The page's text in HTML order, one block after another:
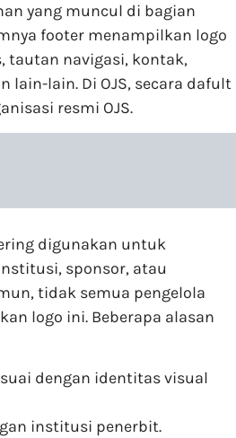
yang muncul di bagian
footer menampilkan logo
tautan navigasi, kontak,
lain-lain. Di OJS, secara dafult
resmi OJS.
digunakan untuk
sponsor, atau
tidak semua pengelola
logo ini. Beberapa alasan
dengan identitas visual
institusi penerbit.